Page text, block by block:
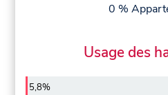
0 %
Usage des
5,8%